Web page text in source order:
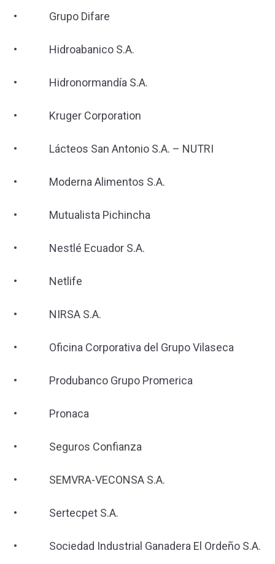
• Grupo Difare
• Hidroabanico S.A.
• Hidronormandía S.A.
• Kruger Corporation
• Lácteos San Antonio S.A. – NUTRI
• Moderna Alimentos S.A.
• Mutualista Pichincha
• Nestlé Ecuador S.A.
• Netlife
• NIRSA S.A.
• Oficina Corporativa del Grupo Vilaseca
• Produbanco Grupo Promerica
• Pronaca
• Seguros Confianza
• SEMVRA-VECONSA S.A.
• Sertecpet S.A.
• Sociedad Industrial Ganadera El Ordeño S.A.